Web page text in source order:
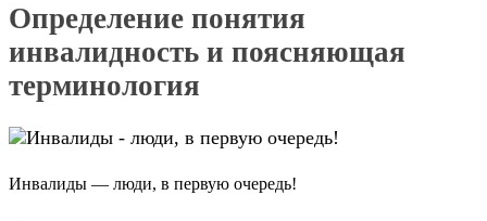
Определение понятия
инвалидность и поясняющая
терминология
Инвалиды — люди, в первую очередь!